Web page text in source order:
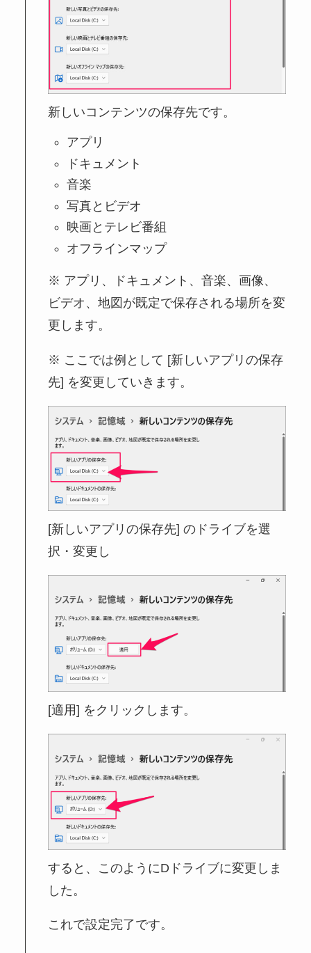
新しいコンテンツの保存先です。
アプリ
ドキュメント
音楽
写真とビデオ
映画とテレビ番組
オフラインマップ
アプリ、ドキュメント、音楽、画像、
ビデオ、地図が既定で保存される場所を変
更します。
ここでは例として [新しいアプリの保存
先] を変更していきます。
[新しいアプリの保存先] のドライブを選
択・変更し
[適用] をクリックします。
すると、このようにDドライブに変更しま
した。
これで設定完了です。